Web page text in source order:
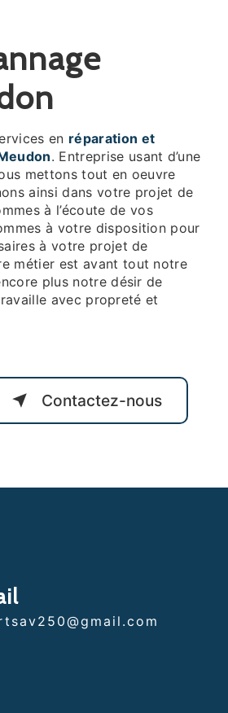
en réparation et
. Entreprise usant d’une
mettons tout en oeuvre
ainsi dans votre projet de
à l’écoute de vos
à votre disposition pour
à votre projet de
métier est avant tout notre
plus notre désir de
avec propreté et
Contactez-nous